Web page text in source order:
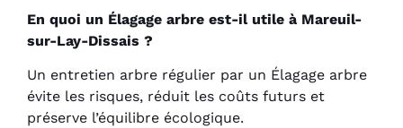
En quoi un Élagage arbre est-il utile à Mareuil-
sur-Lay-Dissais ?
Un entretien arbre régulier par un Élagage arbre
évite les risques, réduit les coûts futurs et
préserve l’équilibre écologique.